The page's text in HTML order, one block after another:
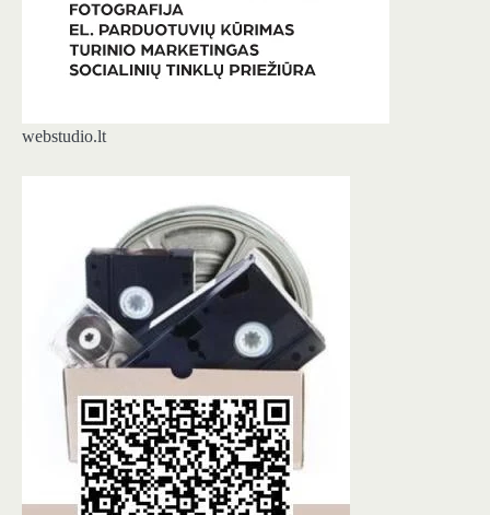
webstudio.lt